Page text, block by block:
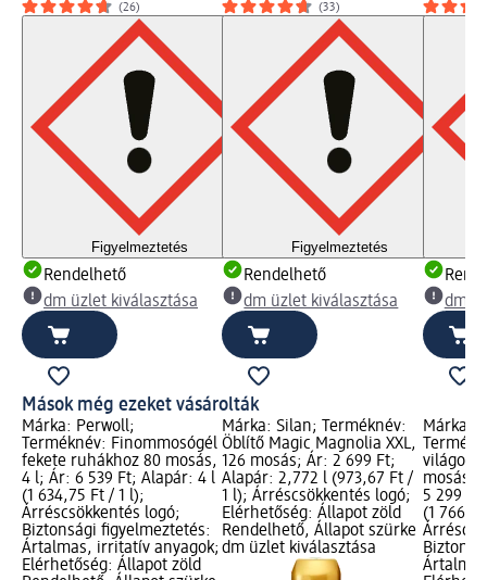
(26)
Figyelmeztetés
Rendelhető
dm üzlet kiválasztása
(33)
Figyelmeztetés
Rendelhető
dm üzlet kiválasztása
dm
Mások még ezeket vásárolták
Márka: Perwoll;
Terméknév: Finommosógél
fekete ruhákhoz 80 mosás,
4 l; Ár: 6 539 Ft; Alapár: 4 l
(1 634,75 Ft / 1 l);
Árréscsökkentés logó;
Biztonsági figyelmeztetés:
Ártalmas, irritatív anyagok;
Elérhetőség: Állapot zöld
Márka: Silan; Terméknév:
Öblítő Magic Magnolia XXL,
126 mosás; Ár: 2 699 Ft;
Alapár: 2,772 l (973,67 Ft /
1 l); Árréscsökkentés logó;
Elérhetőség: Állapot zöld
Rendelhető, Állapot szürke
dm üzlet kiválasztása
Márka:
világos
mosás,
5 299
(1